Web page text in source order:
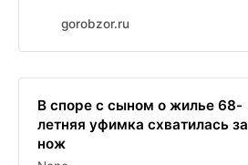
gorobzor.ru
В споре с сыном о жилье 68-
летняя уфимка схватилась за
нож